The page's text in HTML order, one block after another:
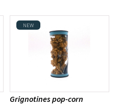
NEW
Grignotines pop-corn